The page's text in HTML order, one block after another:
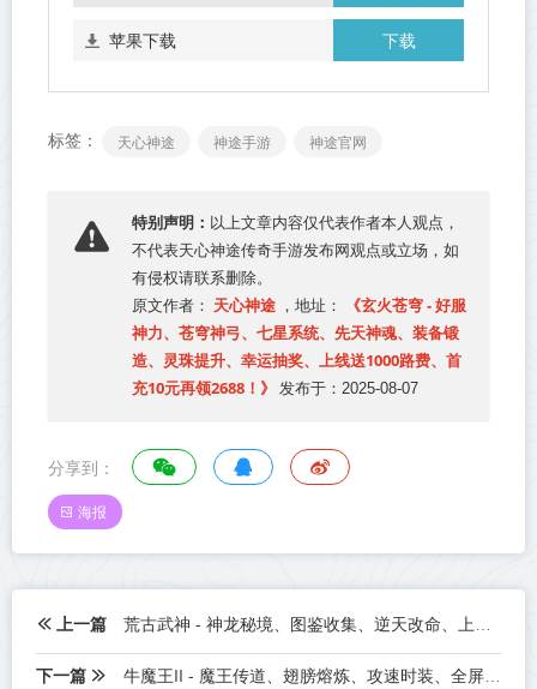
下载
苹果下载
标签： 天心神途 神途手游 神途官网
特别声明： 以上文章内容仅代表作者本人观点，
不代表天心神途传奇手游发布网观点或立场，如
有侵权请联系删除。
原文作者： 天心神途 ，地址：
《玄火苍穹 - 好服
神力、苍穹神弓、七星系统、先天神魂、装备锻
造、灵珠提升、幸运抽奖、上线送1000路费、首
充10元再领2688！》
发布于：2025-08-07
分享到：
海报
上一篇 荒古武神 - 神龙秘境、图鉴收集、逆天改命、上线满攻速、一秒五刀、版本玩法简单易上手！
下一篇 牛魔王II - 魔王传道、翅膀熔炼、攻速时装、全屏吸怪、变身翅膀、超火爆专属、福利拿到手软、各种狂送！